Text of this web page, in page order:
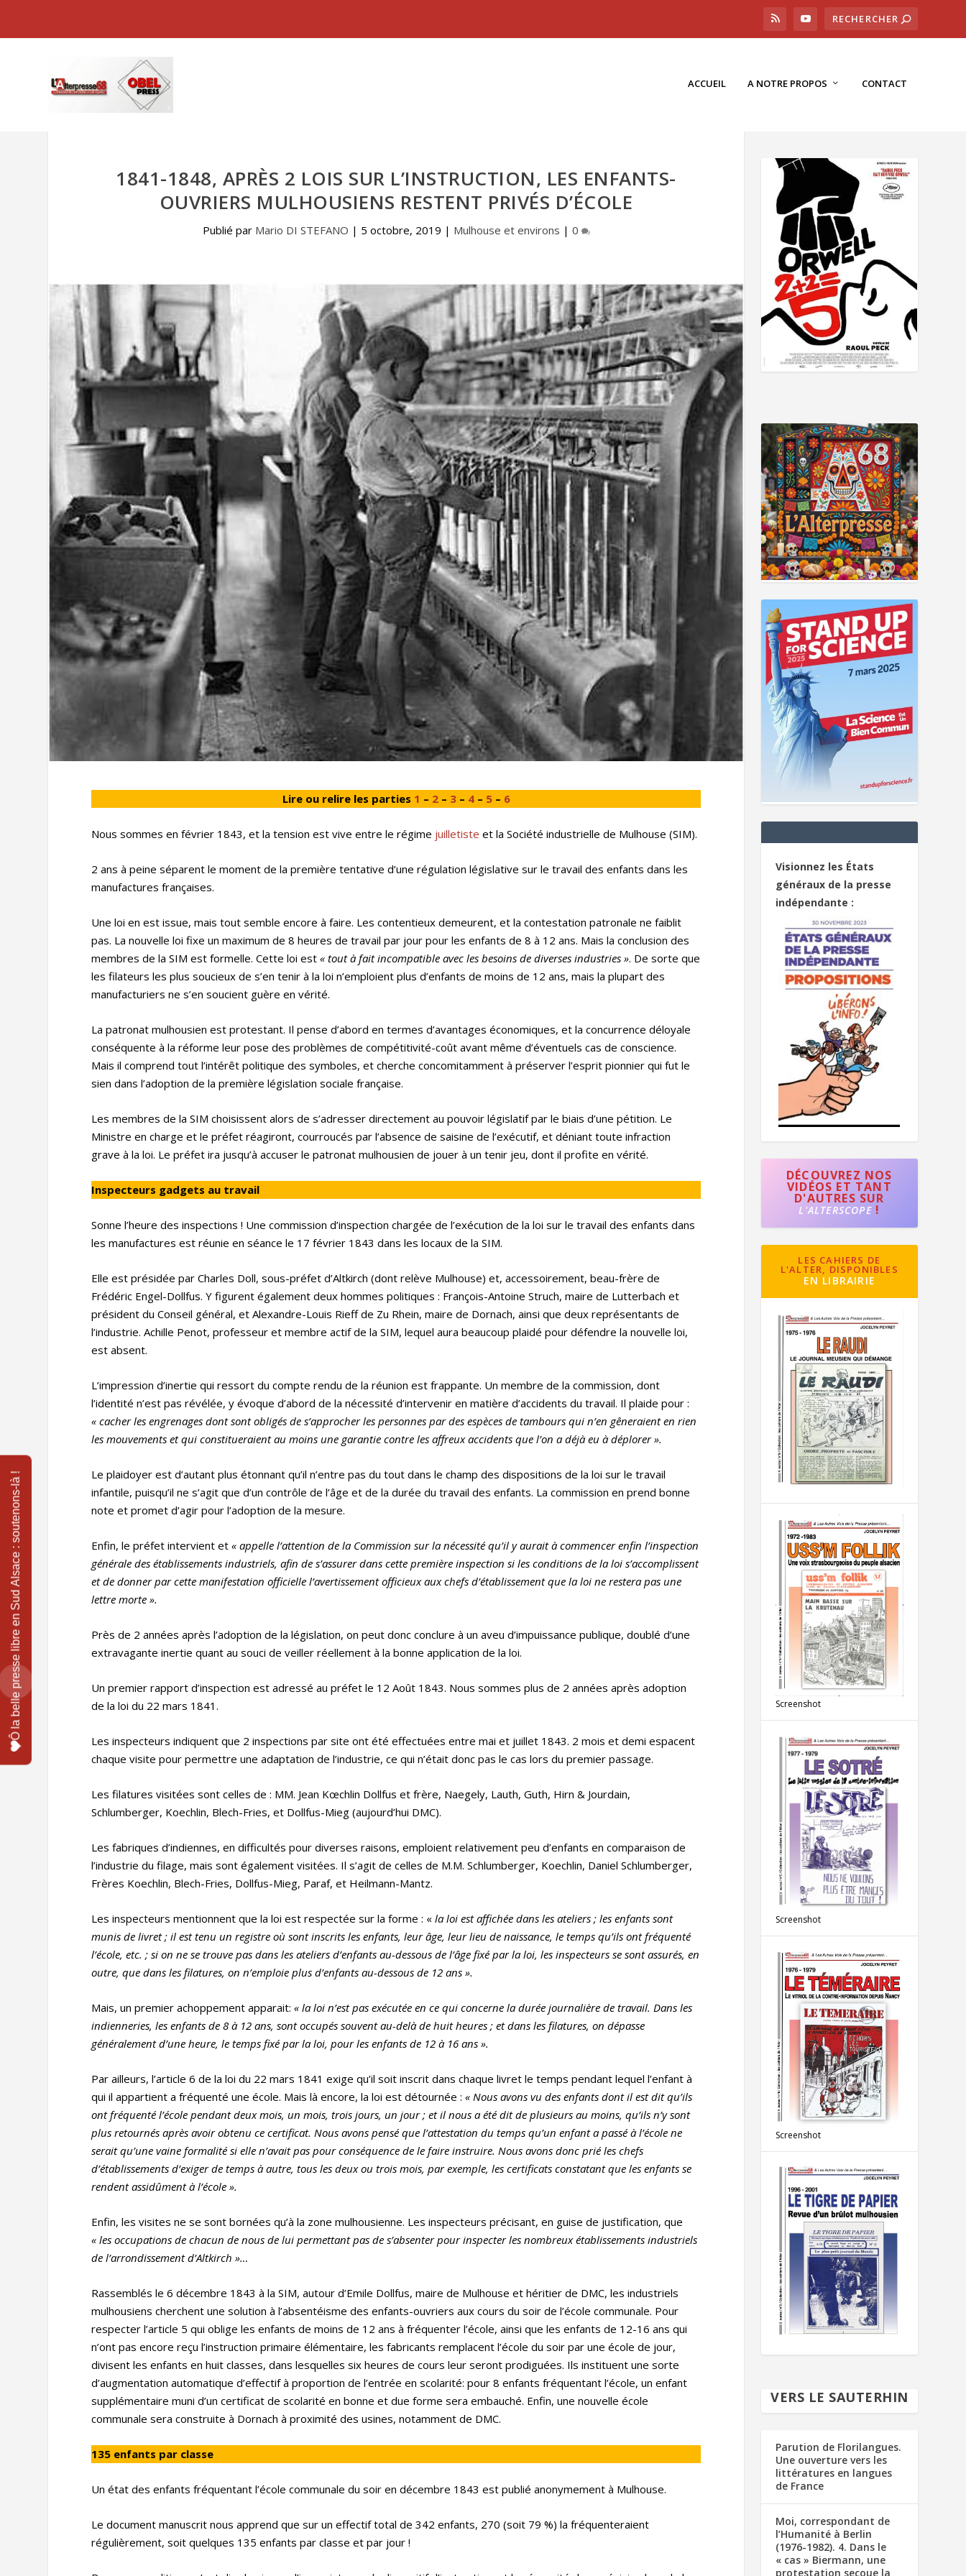
ACCUEIL A NOTRE PROPOS CONTACT
1841-1848, APRÈS 2 LOIS SUR L’INSTRUCTION, LES ENFANTS-
OUVRIERS MULHOUSIENS RESTENT PRIVÉS D’ÉCOLE
Publié par Mario DI STEFANO | 5 octobre, 2019 | Mulhouse et environs | 0
Lire ou relire les parties 1 – 2 – 3– 4– 5– 6
Nous sommes en février 1843, et la tension est vive entre le régime juilletisteet la Société industrielle de Mulhouse (SIM).
2 ans à peine séparent le moment de la première tentative d’une régulation législative sur le travail des enfants dans les
manufactures françaises.
Une loi en est issue, mais tout semble encore à faire. Les contentieux demeurent, et la contestation patronale ne faiblit
pas. La nouvelle loi fixe un maximum de 8 heures de travail par jour pour les enfants de 8 à 12 ans. Mais la conclusion des
membres de la SIM est formelle. Cette loi est« toutà fait incompatible avec les besoins de diverses industries». De sorte que
les filateurs les plus soucieux de s’en tenir à la loi n’emploient plus d’enfants de moins de 12 ans, mais la plupart des
manufacturiers ne s’en soucient guère en vérité.
La patronat mulhousien est protestant. Il pense d’abord en termes d’avantages économiques, et la concurrence déloyale
conséquente à la réforme leur pose des problèmes de compétitivité-coût avant même d’éventuels cas de conscience.
Mais il comprend tout l’intérêt politique des symboles, et cherche concomitamment à préserver l’esprit pionnier qui fut le
sien dans l’adoption de la première législation sociale française.
Les membres de la SIM choisissent alors de s’adresser directement au pouvoir législatif par le biais d’une pétition. Le
Ministre en charge et le préfet réagiront, courroucés par l’absence de saisine de l’exécutif, et déniant toute infraction
grave à la loi. Le préfet ira jusqu’à accuser le patronat mulhousien de jouer à un tenir jeu, dont il profite en vérité.
Inspecteurs gadgets au travail
Sonne l’heure des inspections ! Une commission d’inspection chargée de l’exécution de la loi sur le travail des enfants dans
les manufactures est réunie en séance le 17 février 1843 dans les locaux de la SIM.
Elle est présidée par Charles Doll, sous-préfet d’Altkirch (dont relève Mulhouse) et, accessoirement, beau-frère de
Frédéric Engel-Dollfus. Y figurent également deux hommes politiques : François-Antoine Struch, maire de Lutterbach et
président du Conseil général, et Alexandre-Louis Rieff de Zu Rhein, maire de Dornach, ainsi que deux représentants de
l’industrie. Achille Penot, professeur et membre actif de la SIM, lequel aura beaucoup plaidé pour défendre la nouvelle loi,
est absent.
L’impression d’inertie qui ressort du compte rendu de la réunion est frappante. Un membre de la commission, dont
l’identité n’est pas révélée, y évoque d’abord de la nécessité d’intervenir en matière d’accidents du travail. Il plaide pour :
« cacher les engrenages dont sont obligés de s’approcher les personnes par des espèces de tambours qui n’en gêneraient en rien
les mouvements et qui constitueraient au moins une garantie contre les affreux accidents que l’on a déjà eu à déplorer».
Le plaidoyer est d’autant plus étonnant qu’il n’entre pas du tout dans le champ des dispositions de la loi sur le travail
infantile, puisqu’il ne s’agit que d’un contrôle de l’âge et de la durée du travail des enfants. La commission en prend bonne
note et promet d’agir pour l’adoption de la mesure.
Enfin, le préfet intervient et« appelle l’attention de la Commission sur la nécessité qu’il y aurait à commencer enfin l’inspection
générale des établissements industriels, afin de s’assurer dans cette première inspection si les conditions de la loi s’accomplissent
et de donner par cette manifestation officielle l’avertissement officieux aux chefs d’établissement que la loi ne restera pas une
lettre morte».
Près de 2 années après l’adoption de la législation, on peut donc conclure à un aveu d’impuissance publique, doublé d’une
extravagante inertie quant au souci de veiller réellement à la bonne application de la loi.
Un premier rapport d’inspection est adressé au préfet le 12 Août 1843. Nous sommes plus de 2 années après adoption
de la loi du 22 mars 1841.
Les inspecteurs indiquent que 2 inspections par site ont été effectuées entre mai et juillet 1843. 2 mois et demi espacent
chaque visite pour permettre une adaptation de l’industrie, ce qui n’était donc pas le cas lors du premier passage.
Les filatures visitées sont celles de : MM. Jean Kœchlin Dollfus et frère, Naegely, Lauth, Guth, Hirn & Jourdain,
Schlumberger, Koechlin, Blech-Fries, et Dollfus-Mieg (aujourd’hui DMC).
Les fabriques d’indiennes, en difficultés pour diverses raisons, emploient relativement peu d’enfants en comparaison de
l’industrie du filage, mais sont également visitées. Il s’agit de celles de M.M. Schlumberger, Koechlin, Daniel Schlumberger,
Frères Koechlin, Blech-Fries, Dollfus-Mieg, Paraf, et Heilmann-Mantz.
Les inspecteurs mentionnent que la loi est respectée sur la forme : «la loi est affichée dans les ateliers ; les enfants sont
munis de livret ; il est tenu un registre où sont inscrits les enfants, leurâge, leur lieu de naissance, le temps qu’ils ont fréquenté
l’école, etc. ; si on ne se trouve pas dans les ateliers d’enfants au-dessous de l’âge fixé par la loi, les inspecteurs se sont assurés, en
outre, que dans les filatures, on n’emploie plus d’enfants au-dessous de 12 ans».
Mais, un premier achoppement apparait:« la loi n’est pas exécutée en ce qui concerne la durée journalière de travail. Dans les
indienneries, les enfants de 8 à 12 ans, sont occupés souvent au-delà de huit heures ; et dans les filatures, on dépasse
généralement d’une heure, le temps fixé par la loi, pour les enfants de 12 à 16 ans ».
Par ailleurs, l’article 6 de la loi du 22 mars 1841 exige qu’il soit inscrit dans chaque livret le temps pendant lequel l’enfant à
qui il appartient a fréquenté une école. Mais là encore, la loi est détournée :« Nous avons vu des enfants dont il est dit qu’ils
ont fréquenté l’école pendant deux mois, un mois, trois jours, un jour ; et il nous a été dit de plusieurs au moins, qu’ils n’y sont
plus retournés après avoir obtenu ce certificat. Nous avons pensé que l’attestation du temps qu’un enfant a passé à l’école ne
serait qu’une vaine formalité si elle n’avait pas pour conséquence de le faire instruire. Nous avons donc prié les chefs
d’établissements d’exiger de temps à autre, tous les deux ou trois mois, par exemple, les certificats constatant que les enfants se
rendent assidûment à l’école».
Enfin, les visites ne se sont bornées qu’à la zone mulhousienne. Les inspecteurs précisant, en guise de justification, que
« les occupations de chacun de nous de lui permettant pas de s’absenter pour inspecter les nombreux établissements industriels
de l’arrondissement d’Altkirch »…
Rassemblés le 6 décembre 1843 à la SIM, autour d’Emile Dollfus, maire de Mulhouse et héritier de DMC, les industriels
mulhousiens cherchent une solution à l’absentéisme des enfants-ouvriers aux cours du soir de l’école communale. Pour
respecter l’article 5 qui oblige les enfants de moins de 12 ans à fréquenter l’école, ainsi que les enfants de 12-16 ans qui
n’ont pas encore reçu l’instruction primaire élémentaire, les fabricants remplacent l’école du soir par une école de jour,
divisent les enfants en huit classes, dans lesquelles six heures de cours leur seront prodiguées. Ils instituent une sorte
d’augmentation automatique d’effectif à proportion de l’entrée en scolarité: pour 8 enfants fréquentant l’école, un enfant
supplémentaire muni d’un certificat de scolarité en bonne et due forme sera embauché. Enfin, une nouvelle école
communale sera construite à Dornach à proximité des usines, notamment de DMC.
135 enfants par classe
Un état des enfants fréquentant l’école communale du soir en décembre 1843 est publié anonymement à Mulhouse.
Le document manuscrit nous apprend que sur un effectif total de 342 enfants, 270 (soit 79 %) la fréquenteraient
régulièrement, soit quelques 135 enfants par classe et par jour !
Visionnez les États
généraux de la presse
indépendante :
DÉCOUVREZ NOS
VIDÉOS ET TANT
D'AUTRES SUR
L'ALTERSCOPE!
LES CAHIERS DE
L'ALTER, DISPONIBLES
EN LIBRAIRIE
Screenshot
Screenshot
Screenshot
VERS LE SAUTERHIN
Parution de Florilangues.
Une ouverture vers les
littératures en langues
de France
Moi, correspondant de
l’Humanité à Berlin
(1976-1982). 4. Dans le
« cas » Biermann, une
protestation secoue la